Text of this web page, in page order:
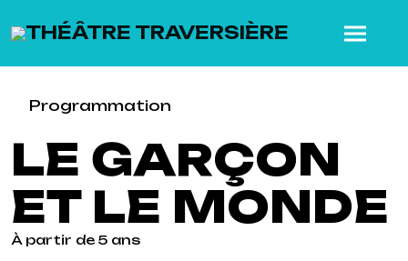
Programmation
LE GARÇON
ET LE MONDE
À partir de 5 ans